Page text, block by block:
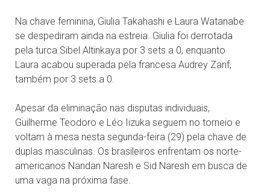
Na chave feminina, Giulia Takahashi e Laura Watanabe
se despediram ainda na estreia. Giulia foi derrotada
pela turca Sibel Altinkaya por 3 sets a 0, enquanto
Laura acabou superada pela francesa Audrey Zarif,
também por 3 sets a 0.
Apesar da eliminação nas disputas individuais,
Guilherme Teodoro e Léo Iizuka seguem no torneio e
voltam à mesa nesta segunda-feira (29) pela chave de
duplas masculinas. Os brasileiros enfrentam os norte-
americanos Nandan Naresh e Sid Naresh em busca de
uma vaga na próxima fase.